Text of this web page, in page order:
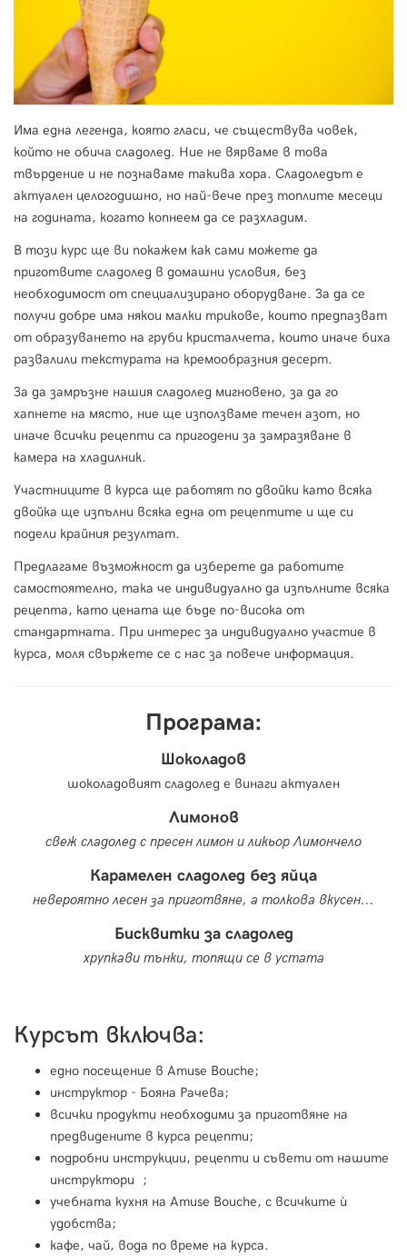
Има една легенда, която гласи, че съществува човек,
който не обича сладолед. Ние не вярваме в това
твърдение и не познаваме такива хора. Сладоледът е
актуален целогодишно, но най-вече през топлите месеци
на годината, когато копнеем да се разхладим.
В този курс ще ви покажем как сами можете да
приготвите сладолед в домашни условия, без
необходимост от специализирано оборудване. За да се
получи добре има някои малки трикове, които предпазват
от образуването на груби кристалчета, които иначе биха
развалили текстурата на кремообразния десерт.
За да замръзне нашия сладолед мигновено, за да го
хапнете на място, ние ще използваме течен азот, но
иначе всички рецепти са пригодени за замразяване в
камера на хладилник.
Участниците в курса ще работят по двойки като всяка
двойка ще изпълни всяка една от рецептите и ще си
подели крайния резултат.
Предлагаме възможност да изберете да работите
самостоятелно, така че индивидуално да изпълните всяка
рецепта, като цената ще бъде по-висока от
стандартната. При интерес за индивидуално участие в
курса, моля свържете се с нас за повече информация.
Програма:
Шоколадов
шоколадовият сладолед е винаги актуален
Лимонов
свеж сладолед с пресен лимон и ликьор Лимончело
Карамелен сладолед без яйца
невероятно лесен за приготвяне, а толкова вкусен...
Бисквитки за сладолед
хрупкави тънки, топящи се в устата
Курсът включва:
едно посещение в Amuse Bouche;
инструктор - Бояна Рачева;
всички продукти необходими за приготвяне нa
предвидените в курса рецепти;
подробни инструкции, рецепти и съвети от нашите
инструктори ;
учебната кухня на Amuse Bouche, с всичките ѝ
удобства;
кафе, чай, вода по време на курса.